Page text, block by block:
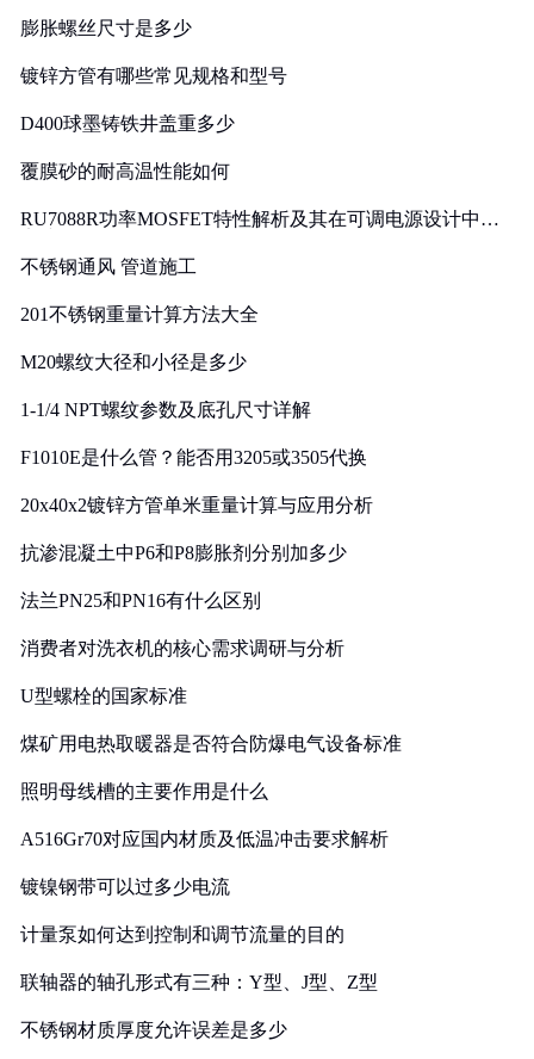
膨胀螺丝尺寸是多少
镀锌方管有哪些常见规格和型号
D400球墨铸铁井盖重多少
覆膜砂的耐高温性能如何
RU7088R功率MOSFET特性解析及其在可调电源设计中的
不锈钢通风 管道施工
201不锈钢重量计算方法大全
M20螺纹大径和小径是多少
1-1/4 NPT螺纹参数及底孔尺寸详解
F1010E是什么管？能否用3205或3505代换
20x40x2镀锌方管单米重量计算与应用分析
抗渗混凝土中P6和P8膨胀剂分别加多少
法兰PN25和PN16有什么区别
消费者对洗衣机的核心需求调研与分析
U型螺栓的国家标准
煤矿用电热取暖器是否符合防爆电气设备标准
照明母线槽的主要作用是什么
A516Gr70对应国内材质及低温冲击要求解析
镀镍钢带可以过多少电流
计量泵如何达到控制和调节流量的目的
联轴器的轴孔形式有三种：Y型、J型、Z型
不锈钢材质厚度允许误差是多少